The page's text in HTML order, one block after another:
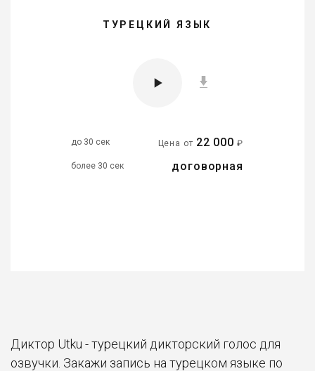
ТУРЕЦКИЙ ЯЗЫК
до 30 сек Цена от 22 000 ₽
более 30 сек договорная
Диктор Utku - турецкий дикторский голос для
озвучки. Закажи запись на турецком языке по